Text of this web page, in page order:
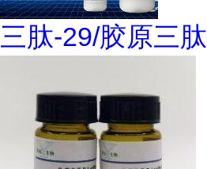
三肽-29/胶原三肽